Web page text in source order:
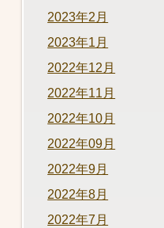
2023年2月
2023年1月
2022年12月
2022年11月
2022年10月
2022年09月
2022年9月
2022年8月
2022年7月